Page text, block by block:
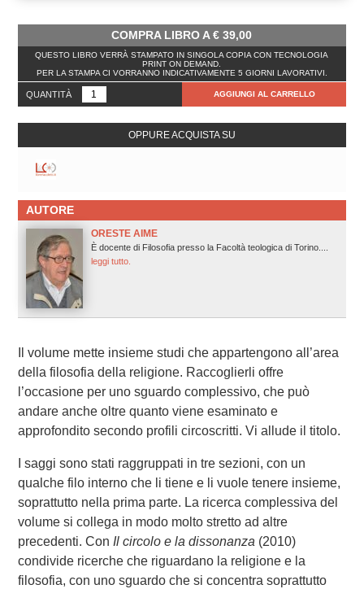
COMPRA LIBRO A€ 39,00
QUESTO LIBRO VERRÀ STAMPATO IN SINGOLA COPIA CON TECNOLOGIA
PRINT ON DEMAND.
PER LA STAMPA CI VORRANNO INDICATIVAMENTE 5 GIORNI LAVORATIVI.
QUANTITÀ AGGIUNGI AL CARRELLO
OPPURE ACQUISTA SU
AUTORE
ORESTE AIME
È docente di Filosofia presso la Facoltà teologica di Torino....
leggi tutto.
Il volume mette insieme studi che appartengono all’area
della filosofia della religione. Raccoglierli offre
l’occasione per uno sguardo complessivo, che può
andare anche oltre quanto viene esaminato e
approfondito secondo profili circoscritti. Vi allude il titolo.
I saggi sono stati raggruppati in tre sezioni, con un
qualche filo interno che li tiene e li vuole tenere insieme,
soprattutto nella prima parte. La ricerca complessiva del
volume si collega in modo molto stretto ad altre
precedenti. Con Il circolo e la dissonanza (2010)
condivide ricerche che riguardano la religione e la
filosofia, con uno sguardo che si concentra soprattutto